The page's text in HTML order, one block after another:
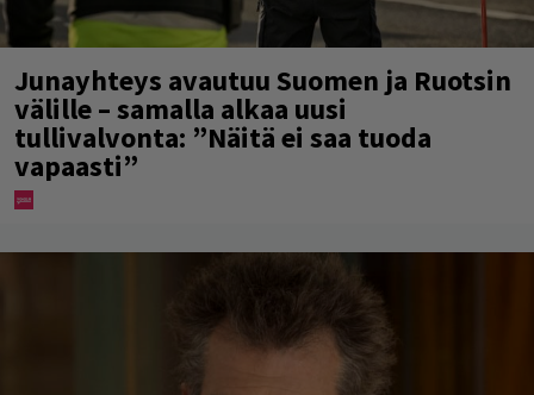
Junayhteys avautuu Suomen ja Ruotsin
välille – samalla alkaa uusi
tullivalvonta: ”Näitä ei saa tuoda
vapaasti”